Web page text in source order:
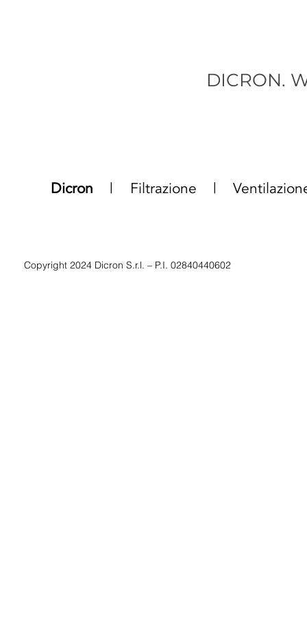
DICRON.
Dicron | Filtrazione |
Copyright 2024 Dicron S.r.l. – P.I. 02840440602